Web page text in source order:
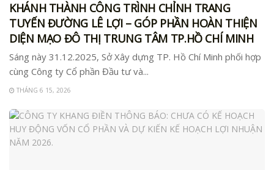
KHÁNH THÀNH CÔNG TRÌNH CHỈNH TRANG
TUYẾN ĐƯỜNG LÊ LỢI – GÓP PHẦN HOÀN THIỆN
DIỆN MẠO ĐÔ THỊ TRUNG TÂM TP.HỒ CHÍ MINH
Sáng này 31.12.2025, Sở Xây dựng TP. Hồ Chí Minh phối hợp
cùng Công ty Cổ phần Đầu tư và...
THÁNG 6 15, 2026